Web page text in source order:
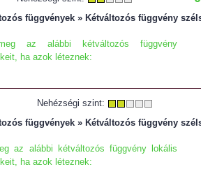
függvények » Kétváltozós függvény
az alábbi kétváltozós függvény
ha azok léteznek:
Nehézségi szint:
függvények » Kétváltozós függvény
az alábbi kétváltozós függvény lokális
ha azok léteznek: